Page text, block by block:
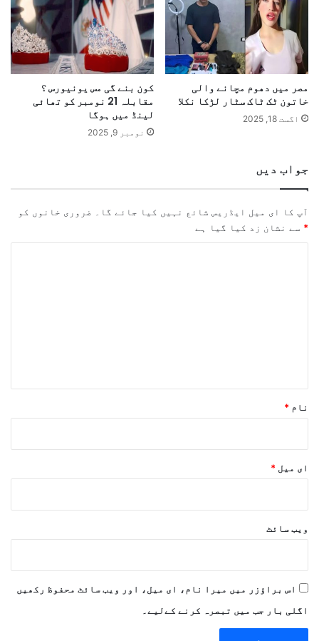
مصر میں دھوم مچانے والی
خاتون ٹک ٹاک سٹار لڑکا نکلا
اگست 18, 2025
کون بنے گی مس یونیورس ؟
مقابلہ 21 نومبر کو تھائی
لینڈ میں ہوگا
نومبر 9, 2025
جواب دیں
آپ کا ای میل ایڈریس شائع نہیں کیا جائے گا۔
ضروری خانوں کو
* سے نشان زد کیا گیا ہے
نام *
ای میل *
ویب‌ سائٹ
اس براؤزر میں میرا نام، ای میل، اور ویب سائٹ محفوظ رکھیں
اگلی بار جب میں تبصرہ کرنے کےلیے۔